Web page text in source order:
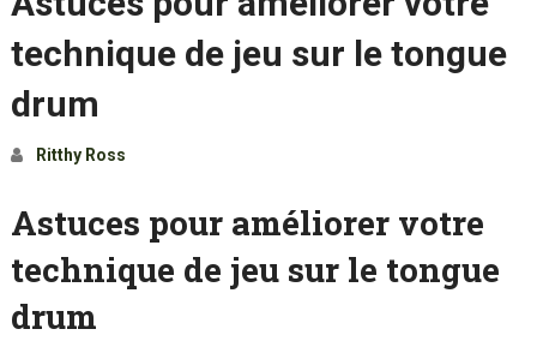
technique de jeu sur le tongue
drum
Ritthy Ross
Astuces pour améliorer votre
technique de jeu sur le tongue
drum